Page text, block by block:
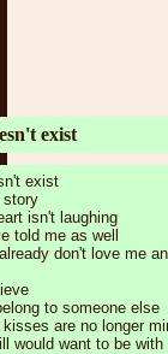
Benvenuto! +
exist
exist
story
isn't laughing
told me as well
don't love me
to someone else
are no longer
would want to be with